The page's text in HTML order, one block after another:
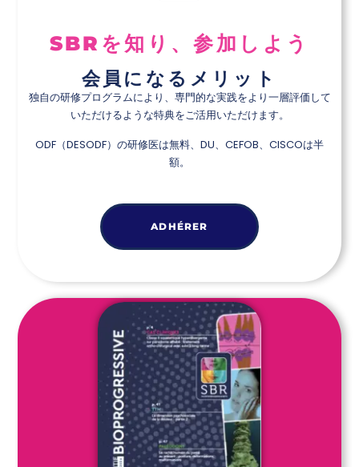
SBRを知り、参加しよう
会員になるメリット
独自の研修プログラムにより、専門的な実践をより一層評価して
いただけるような特典をご活用いただけます。
ODF（DESODF）の研修医は無料、DU、CEFOB、CISCOは半
額。
ADHÉRER